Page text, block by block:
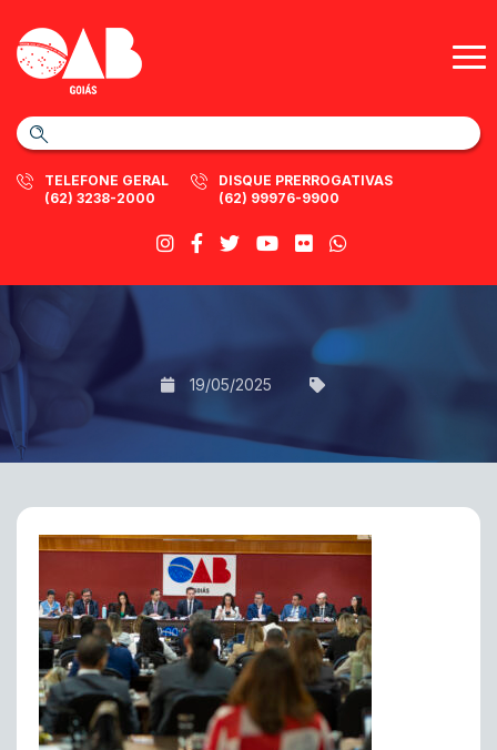
TELEFONE GERAL
(62) 3238-2000
DISQUE PRERROGATIVAS
(62) 99976-9900
19/05/2025